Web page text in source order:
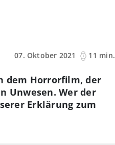
07. Oktober 2021
11 min.
dem Horrorfilm, der
Unwesen. Wer der
Erklärung zum